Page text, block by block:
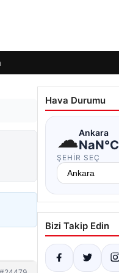
Hava Durumu
☁Ankara
NaN°C
ŞEHIR SEÇ
Bizi Takip Edin